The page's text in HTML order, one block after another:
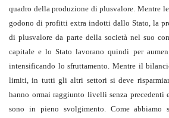
quadro della produzione di plusvalore. Mentre
godono di profitti extra indotti dallo Stato, la
di plusvalore da parte della società nel suo
capitale e lo Stato lavorano quindi per
intensificando lo sfruttamento. Mentre il
limiti, in tutti gli altri settori si deve
hanno ormai raggiunto livelli senza precedenti
sono in pieno svolgimento. Come abbiamo